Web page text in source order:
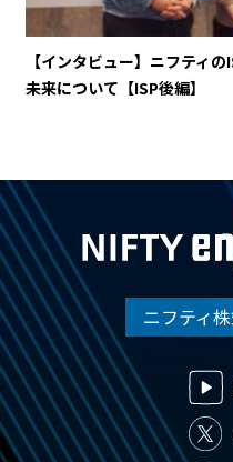
【インタビュー】ニフティ
未来について【ISP後編】
ニフティ